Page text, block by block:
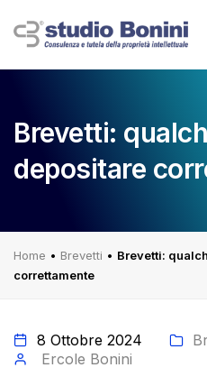
Brevetti:
depositare
Home • Brevetti • Brevetti:
correttamente
8 Ottobre 2024
Ercole Bonini